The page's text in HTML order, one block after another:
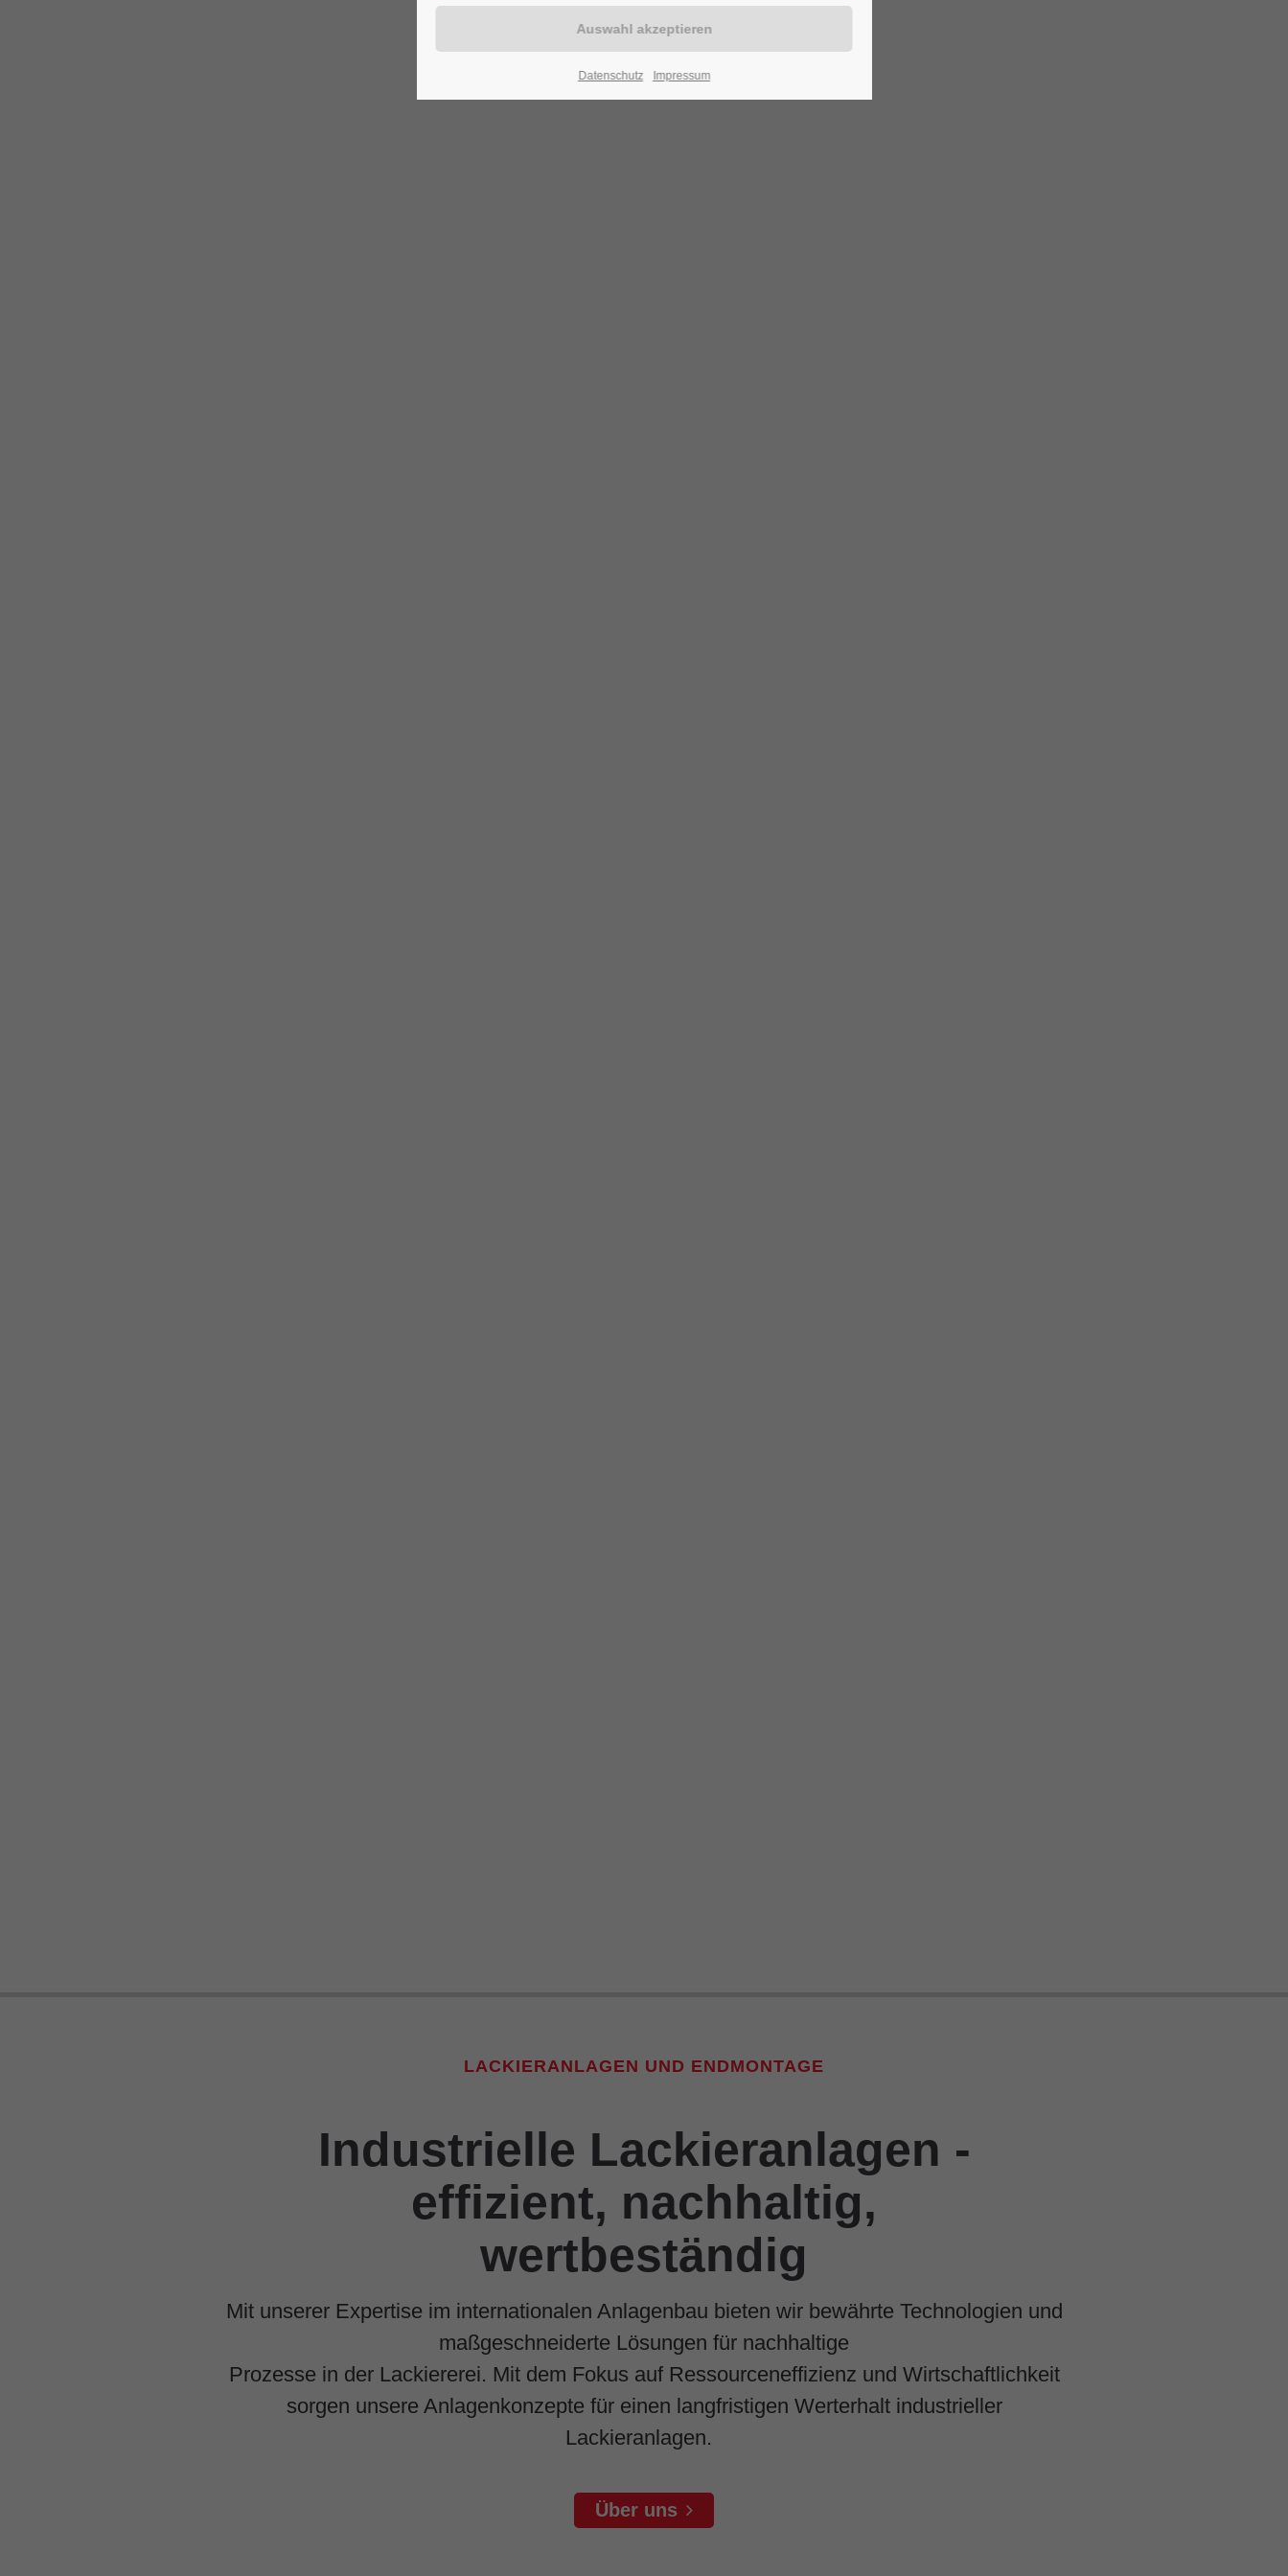
LACKIERANLAGEN UND ENDMONTAGE
Industrielle Lackieranlagen -
effizient, nachhaltig,
wertbeständig
Mit unserer Expertise im internationalen Anlagenbau bieten wir bewährte Technologien und
maßgeschneiderte Lösungen für nachhaltige
Prozesse in der Lackiererei. Mit dem Fokus auf Ressourceneffizienz und Wirtschaftlichkeit
sorgen unsere Anlagenkonzepte für einen langfristigen Werterhalt industrieller
Lackieranlagen.
Über uns
Datenschutz Impressum